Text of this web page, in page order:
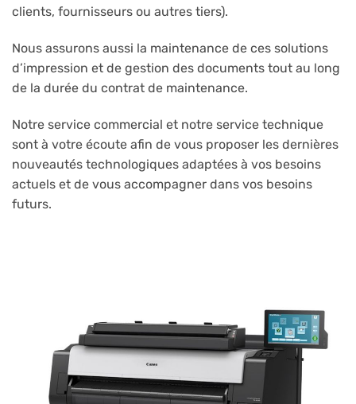
clients, fournisseurs ou autres tiers).
Nous assurons aussi la maintenance de ces solutions
d’impression et de gestion des documents tout au long
de la durée du contrat de maintenance.
Notre service commercial et notre service technique
sont à votre écoute afin de vous proposer les dernières
nouveautés technologiques adaptées à vos besoins
actuels et de vous accompagner dans vos besoins
futurs.